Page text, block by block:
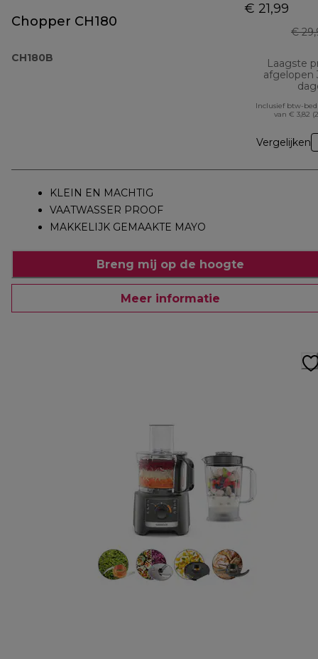
Chopper CH180
CH180B
€ 21,99
€
Laagste
afgelopen
Inclusief btw-
van € 3,82
Vergelijken
KLEIN EN MACHTIG
VAATWASSER PROOF
MAKKELIJK GEMAAKTE MAYO
Breng mij op de hoogte
Meer informatie